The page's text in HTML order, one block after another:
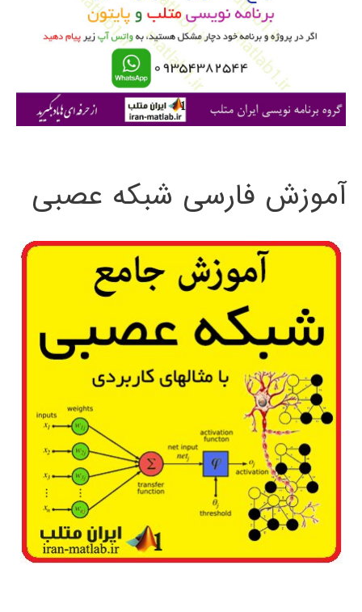
ی
آموزش فارسی شبکه عصبی